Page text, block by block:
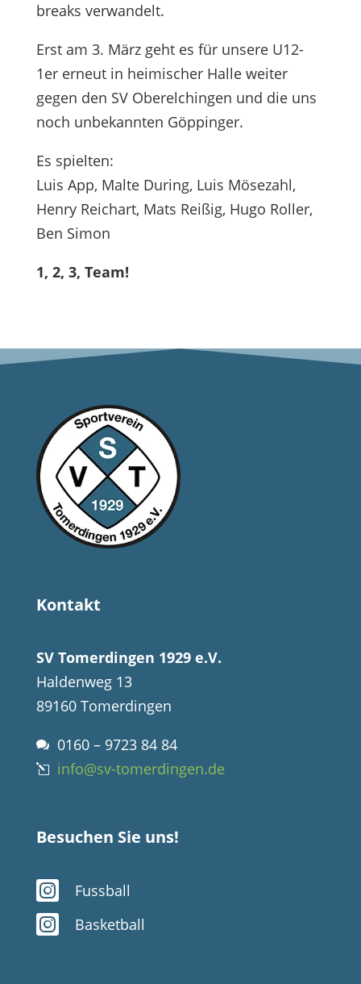
breaks verwandelt.
Erst am 3. März geht es für unsere U12-
1er erneut in heimischer Halle weiter
gegen den SV Oberelchingen und die uns
noch unbekannten Göppinger.
Es spielten:
Luis App, Malte During, Luis Mösezahl,
Henry Reichart, Mats Reißig, Hugo Roller,
Ben Simon
1, 2, 3, Team!
Kontakt
SV Tomerdingen 1929 e.V.
Haldenweg 13
89160 Tomerdingen
 0160 – 9723 84 84
l info@sv-tomerdingen.de
Besuchen Sie uns!
 Fussball
 Basketball